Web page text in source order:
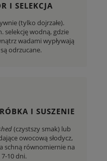
I SELEKCJA
(tylko dojrzałe).
selekcję wodną, gdzie
wadami wypływają
odrzucane.
I SUSZENIE
(czystszy smak) lub
owocową słodycz,
schną równomiernie na
7-10 dni.